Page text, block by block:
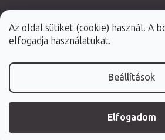
Az oldal sütiket (cookie) használ. A
elfogadja használatukat.
Beállítások
Elfogadom
Shoptet Premium